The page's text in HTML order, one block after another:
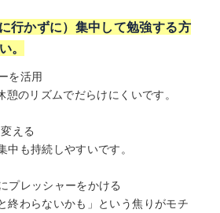
行かずに）集中して勉強する方
。
を活用
のリズムでだらけにくいです。
える
も持続しやすいです。
プレッシャーをかける
わらないかも」という焦りがモチ